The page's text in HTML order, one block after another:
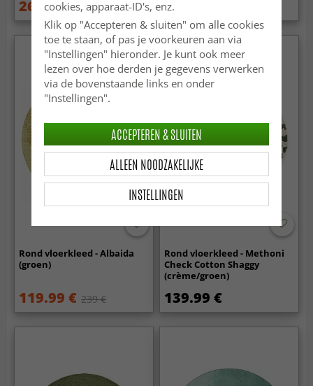
26.99 € 53.99 € 49.99 €
Rond vloerkleed - Albaida
(groen)
119.99 € 239 €
Nieuw
Rond vloerkleed - Methoni
Check Cotton Shaggy
(crème/groen)
139.99 €
cookies, apparaat-ID's, enz.
Klik op "Accepteren & sluiten" om alle cookies
toe te staan, of pas je voorkeuren aan via
"Instellingen" hieronder. Je kunt ook meer
lezen over hoe derden je gegevens verwerken
via de bovenstaande links en onder
"Instellingen".
INSTELLINGEN
ALLEEN NOODZAKELIJKE
ACCEPTEREN & SLUITEN